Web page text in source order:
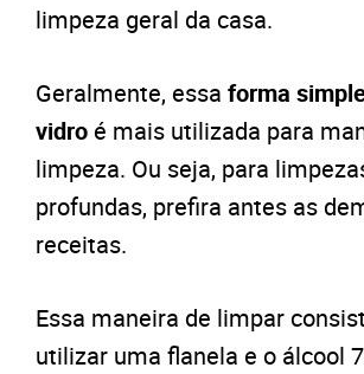
limpeza geral da casa.
Geralmente, essa forma
vidro é mais utilizada para
limpeza. Ou seja, para
profundas, prefira antes as
receitas.
Essa maneira de limpar
utilizar uma flanela e o álcool